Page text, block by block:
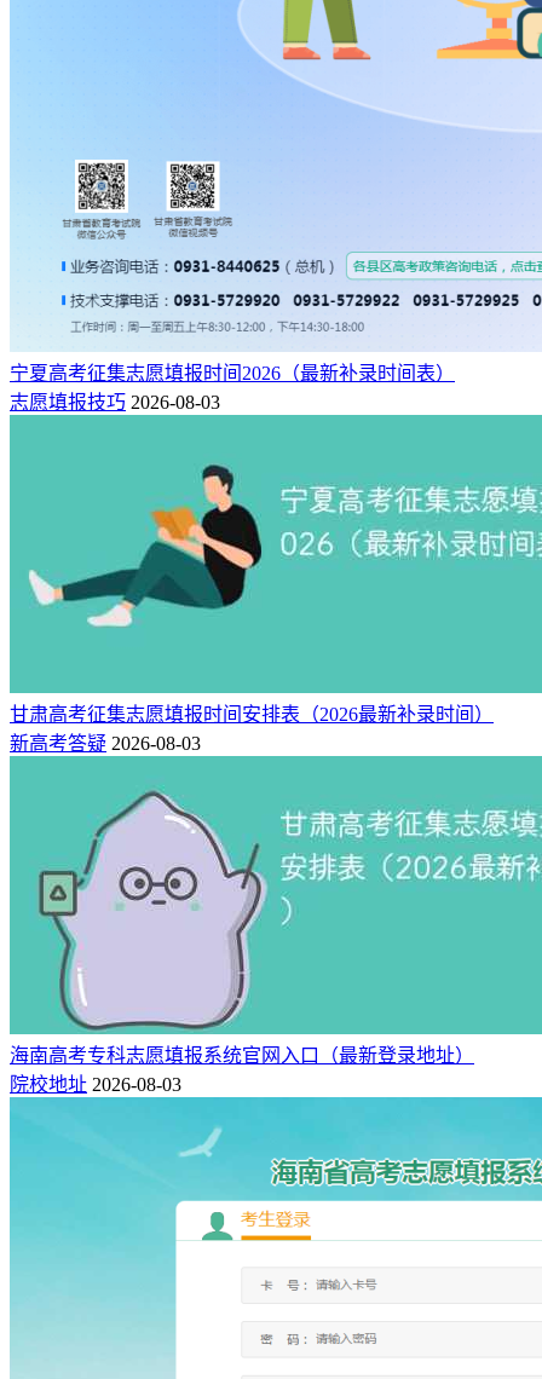
宁夏高考征集志愿填报时间2026（最新补录时间表）
志愿填报技巧 2026-08-03
甘肃高考征集志愿填报时间安排表（2026最新补录时间）
新高考答疑 2026-08-03
海南高考专科志愿填报系统官网入口（最新登录地址）
院校地址 2026-08-03